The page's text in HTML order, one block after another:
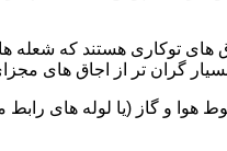
های توکاری هستند که شعله
گران تر از اجاق های
هوا و گاز (یا لوله های